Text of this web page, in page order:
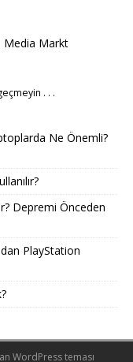
Media Markt
. . .
Ne Önemli?
Depremi Önceden
PlayStation
WordPress teması